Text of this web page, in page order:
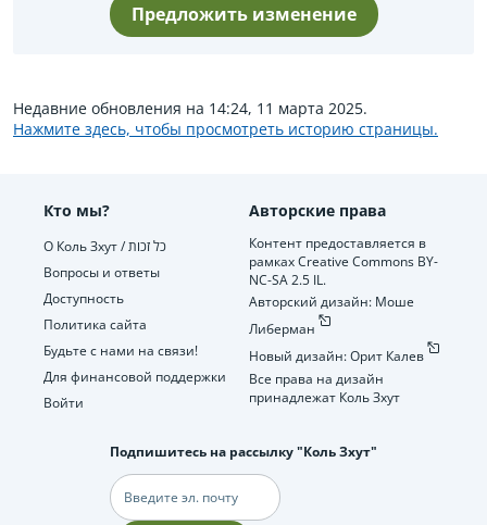
Предложить изменение
Недавние обновления на 14:24, 11 марта 2025.
Нажмите здесь, чтобы просмотреть историю страницы.
Кто мы?
О Коль Зхут / כל זכות
Вопросы и ответы
Доступность
Политика сайта
Будьте с нами на связи!
Для финансовой поддержки
Войти
Авторские права
Контент предоставляется в
рамках Creative Commons BY-
NC-SA 2.5 IL.
Авторский дизайн: Моше
Либерман
Новый дизайн: Орит Калев
Все права на дизайн
принадлежат Коль Зхут
Подпишитесь на рассылку "Коль Зхут"
Электронная
почта